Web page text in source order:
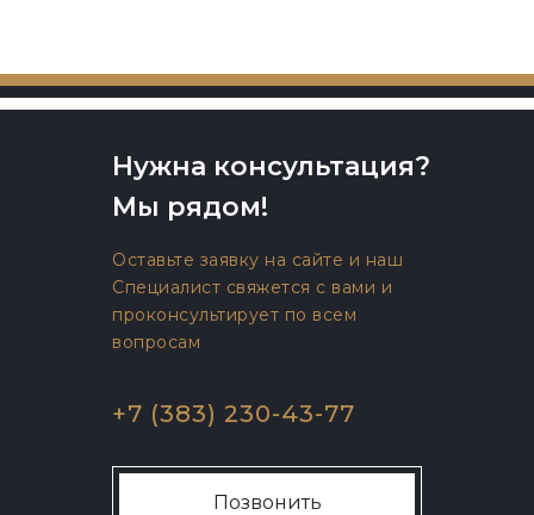
+7 (383) 230-43-77
Нужна консультация?
Мы рядом!
Оставьте заявку на сайте и наш
Специалист свяжется с вами и
проконсультирует по всем
вопросам
Позвонить